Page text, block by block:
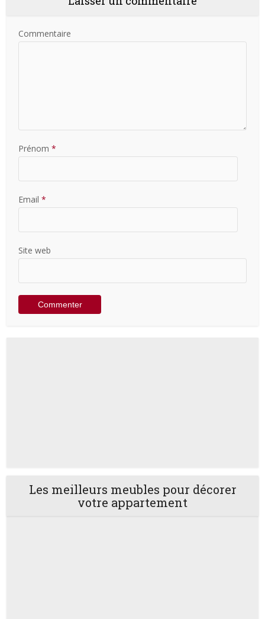
Commentaire
Prénom *
Email *
Site web
Les meilleurs meubles pour décorer
votre appartement